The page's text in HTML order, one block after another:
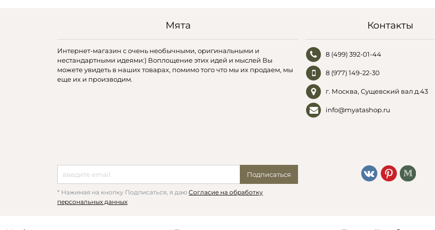
Мята
Интернет-магазин с очень необычными, оригинальными и
нестандартными идеями:) Воплощение этих идей и мыслей Вы
можете увидеть в наших товарах, помимо того что мы их продаем, мы
еще их и производим.
Подписаться
* Нажимая на кнопку Подписаться, я даюСогласие на обработку
персональных данных
Контакты
8 (499) 392-01-44
8 (977) 149-22-30
г. Москва, Сущевский вал д.43
info@myatashop.ru